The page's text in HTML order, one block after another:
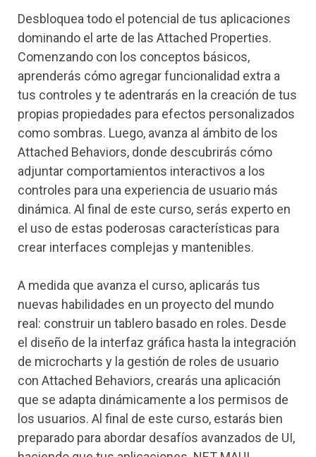
Desbloquea todo el potencial de tus aplicaciones
dominando el arte de las Attached Properties.
Comenzando con los conceptos básicos,
aprenderás cómo agregar funcionalidad extra a
tus controles y te adentrarás en la creación de tus
propias propiedades para efectos personalizados
como sombras. Luego, avanza al ámbito de los
Attached Behaviors, donde descubrirás cómo
adjuntar comportamientos interactivos a los
controles para una experiencia de usuario más
dinámica. Al final de este curso, serás experto en
el uso de estas poderosas características para
crear interfaces complejas y mantenibles.
A medida que avanza el curso, aplicarás tus
nuevas habilidades en un proyecto del mundo
real: construir un tablero basado en roles. Desde
el diseño de la interfaz gráfica hasta la integración
de microcharts y la gestión de roles de usuario
con Attached Behaviors, crearás una aplicación
que se adapta dinámicamente a los permisos de
los usuarios. Al final de este curso, estarás bien
preparado para abordar desafíos avanzados de UI,